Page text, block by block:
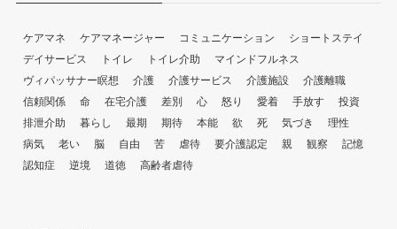
ケアマネ ケアマネージャー コミュニケーション
ショートステイ
デイサービス
トイレ トイレ介助
マインドフルネス
ヴィパッサナー瞑想
介護 介護サービス 介護施設
介護離職
信頼関係
命 在宅介護 差別 心 怒り 愛着 手放す
投資
排泄介助
暮らし 最期 期待 本能 欲 死 気づき
理性
病気
老い 脳 自由 苦 虐待 要介護認定 親 観察
記憶
認知症
逆境 道徳 高齢者虐待